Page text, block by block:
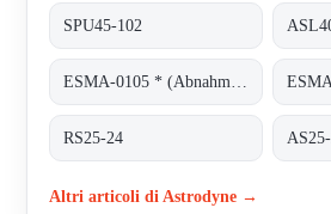
SPU45-102
RS25-24
Altri articoli di Astrodyne →